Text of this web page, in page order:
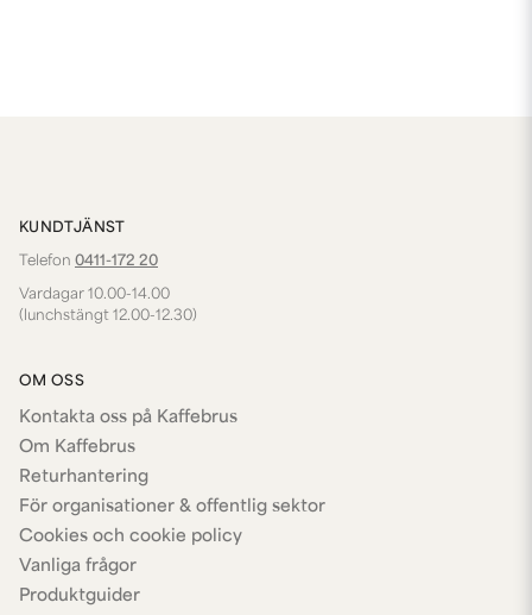
KUNDTJÄNST
Telefon 0411-172 20
Vardagar 10.00-14.00
(lunchstängt 12.00-12.30)
OM OSS
Kontakta oss på Kaffebrus
Om Kaffebrus
Returhantering
För organisationer & offentlig sektor
Cookies och cookie policy
Vanliga frågor
Produktguider